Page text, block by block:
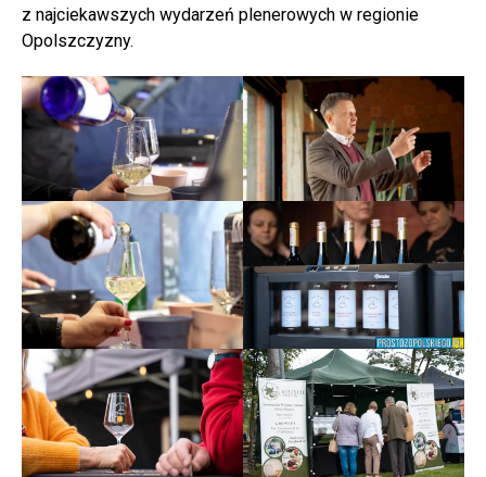
z najciekawszych wydarzeń plenerowych w regionie
Opolszczyzny.